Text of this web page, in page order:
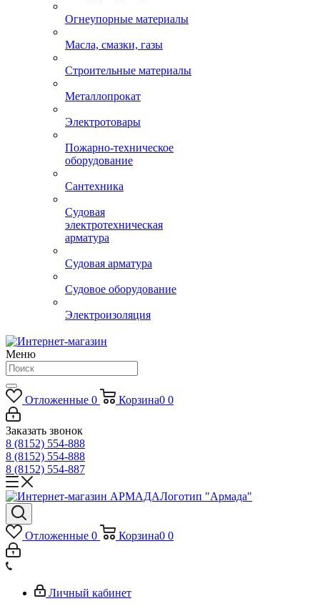
Огнеупорные материалы
Масла, смазки, газы
Строительные материалы
Металлопрокат
Электротовары
Пожарно-техническое
оборудование
Сантехника
Судовая
электротехническая
арматура
Судовая арматура
Судовое оборудование
Электроизоляция
Меню
Отложенные 0 Корзина0 0
Заказать звонок
8 (8152) 554-888
8 (8152) 554-888
8 (8152) 554-887
Логотип "Армада"
Отложенные 0 Корзина0 0
Личный кабинет